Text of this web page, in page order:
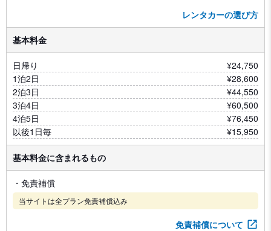
レンタカーの選び方
基本料金
日帰り
¥24,750
1泊2日
¥28,600
2泊3日
¥44,550
3泊4日
¥60,500
4泊5日
¥76,450
以後1日毎
¥15,950
基本料金に含まれるもの
・免責補償
当サイトは全プラン免責補償込み
免責補償について